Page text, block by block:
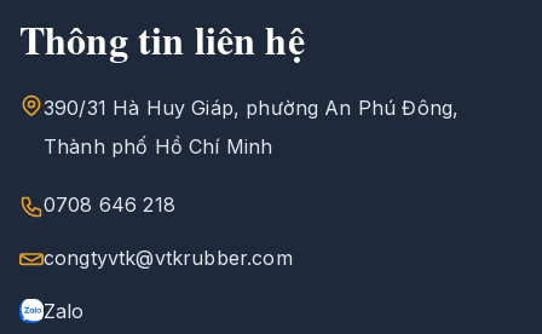
Thông tin liên hệ
390/31 Hà Huy Giáp, phường An Phú Đông,
Thành phố Hồ Chí Minh
0708 646 218
congtyvtk@vtkrubber.com
Zalo